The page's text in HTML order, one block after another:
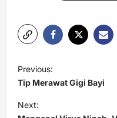
o
s
Previous:
Tip Merawat Gigi Bayi
Next: